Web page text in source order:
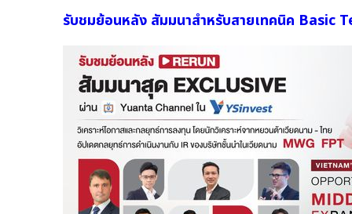
รับชมย้อนหลัง สัมมนาสำหรับสายเทคนิค Basic